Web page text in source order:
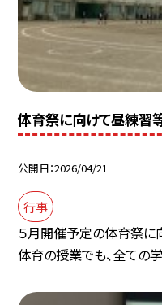
体育祭に向けて昼練習
公開日 2026/04/21
行事
５月開催予定の体育祭に
体育の授業でも、全ての